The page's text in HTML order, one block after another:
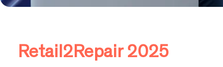
Retail2Repair 2025